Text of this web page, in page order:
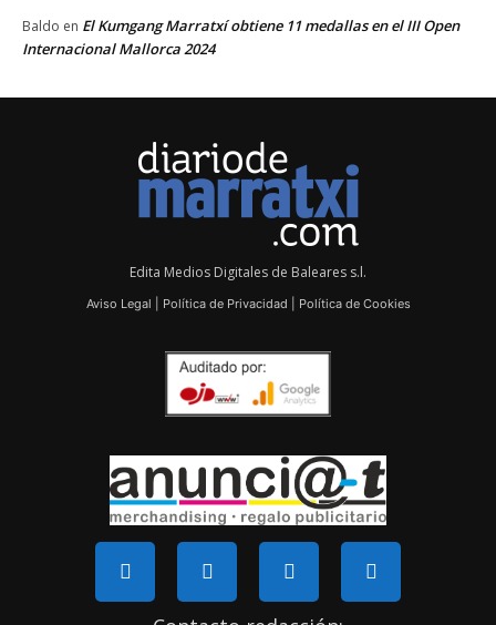
Baldo en El Kumgang Marratxí obtiene 11 medallas en el III Open
Internacional Mallorca 2024
Edita Medios Digitales de Baleares s.l.
Aviso Legal Política de Privacidad Política de Cookies